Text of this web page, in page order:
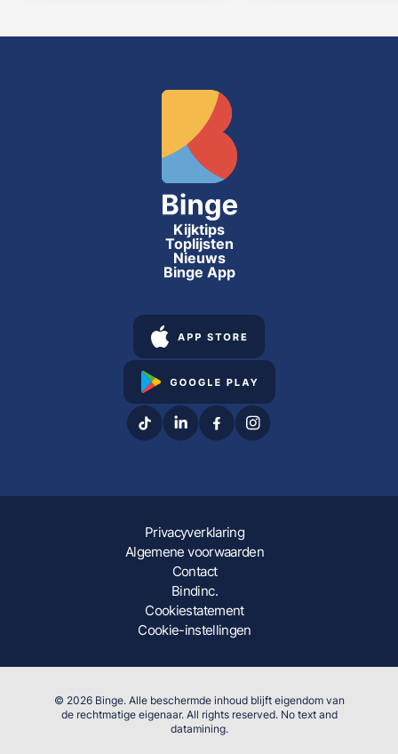
Kijktips
Toplijsten
Nieuws
Binge App
Privacyverklaring
Algemene voorwaarden
Contact
Bindinc.
Cookiestatement
Cookie-instellingen
© 2026 Binge. Alle beschermde inhoud blijft eigendom van
de rechtmatige eigenaar. All rights reserved. No text and
datamining.